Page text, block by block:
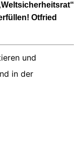
Otfried
und
in der